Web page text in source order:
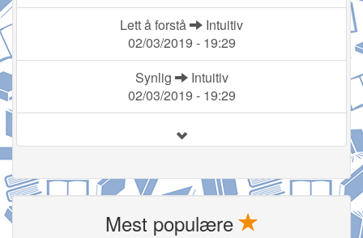
Lett å forstå
Intuitiv
02/03/2019 - 19:29
Synlig
Intuitiv
02/03/2019 - 19:29
Mest populære